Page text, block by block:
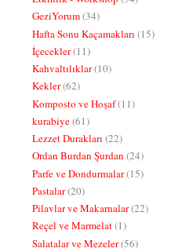
GeziYorum(34)
Hafta Sonu Kaçamakları (15)
İçecekler(11)
Kahvaltılıklar(10)
Kekler(62)
Komposto ve Hoşaf(11)
kurabiye(61)
Lezzet Durakları (22)
Ordan Burdan Şurdan (24)
Parfe ve Dondurmalar(15)
Pastalar(20)
Pilavlar ve Makarnalar(22)
Reçel ve Marmelat(1)
Salatalar ve Mezeler(56)